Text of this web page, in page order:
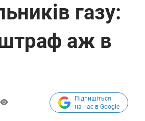
газу:
аж в
Підпишіться
на нас в Google